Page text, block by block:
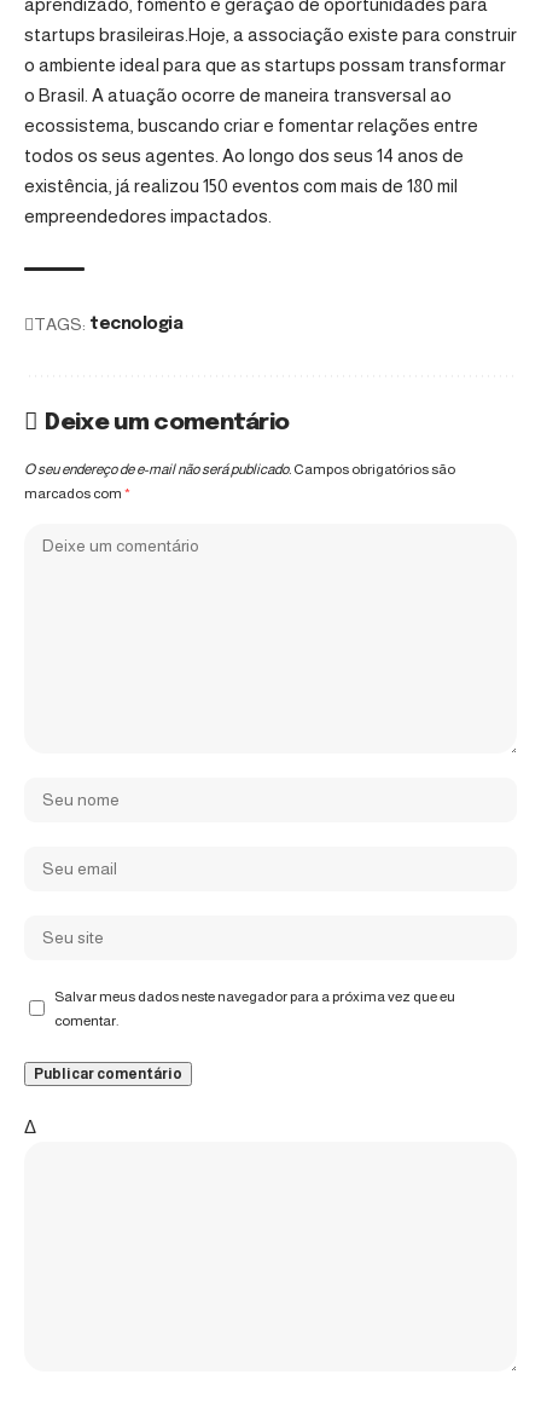
startups brasileiras.Hoje, a associação existe para construir
o ambiente ideal para que as startups possam transformar
o Brasil. A atuação ocorre de maneira transversal ao
ecossistema, buscando criar e fomentar relações entre
todos os seus agentes. Ao longo dos seus 14 anos de
existência, já realizou 150 eventos com mais de 180 mil
empreendedores impactados.
TAGS: tecnologia
Deixe um comentário
O seu endereço de e-mail não será publicado. Campos obrigatórios são
marcados com *
Salvar meus dados neste navegador para a próxima vez que eu
comentar.
Δ